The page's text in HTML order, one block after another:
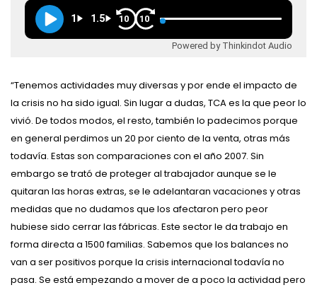
1 1.5 10 10
Powered by Thinkindot Audio
“Tenemos actividades muy diversas y por ende el impacto de
la crisis no ha sido igual. Sin lugar a dudas, TCA es la que peor lo
vivió. De todos modos, el resto, también lo padecimos porque
en general perdimos un 20 por ciento de la venta, otras más
todavía. Estas son comparaciones con el año 2007. Sin
embargo se trató de proteger al trabajador aunque se le
quitaran las horas extras, se le adelantaran vacaciones y otras
medidas que no dudamos que los afectaron pero peor
hubiese sido cerrar las fábricas. Este sector le da trabajo en
forma directa a 1500 familias. Sabemos que los balances no
van a ser positivos porque la crisis internacional todavía no
pasa. Se está empezando a mover de a poco la actividad pero